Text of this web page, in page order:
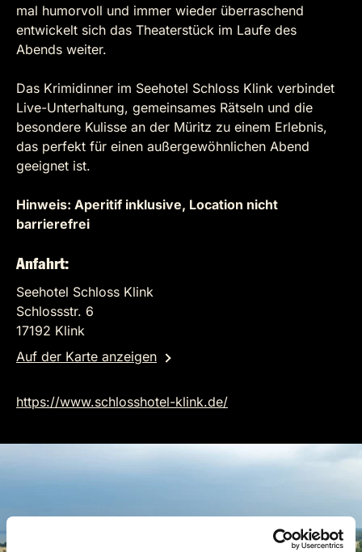
mal humorvoll und immer wieder überraschend
entwickelt sich das Theaterstück im Laufe des
Abends weiter.
Das Krimidinner im Seehotel Schloss Klink verbindet
Live-Unterhaltung, gemeinsames Rätseln und die
besondere Kulisse an der Müritz zu einem Erlebnis,
das perfekt für einen außergewöhnlichen Abend
geeignet ist.
Hinweis: Aperitif inklusive, Location nicht
barrierefrei
Anfahrt:
Seehotel Schloss Klink
Schlossstr. 6
17192 Klink
Auf der Karte anzeigen
https://www.schlosshotel-klink.de/